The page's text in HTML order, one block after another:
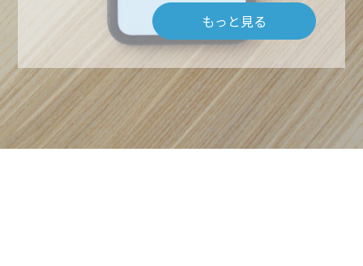
もっと見る